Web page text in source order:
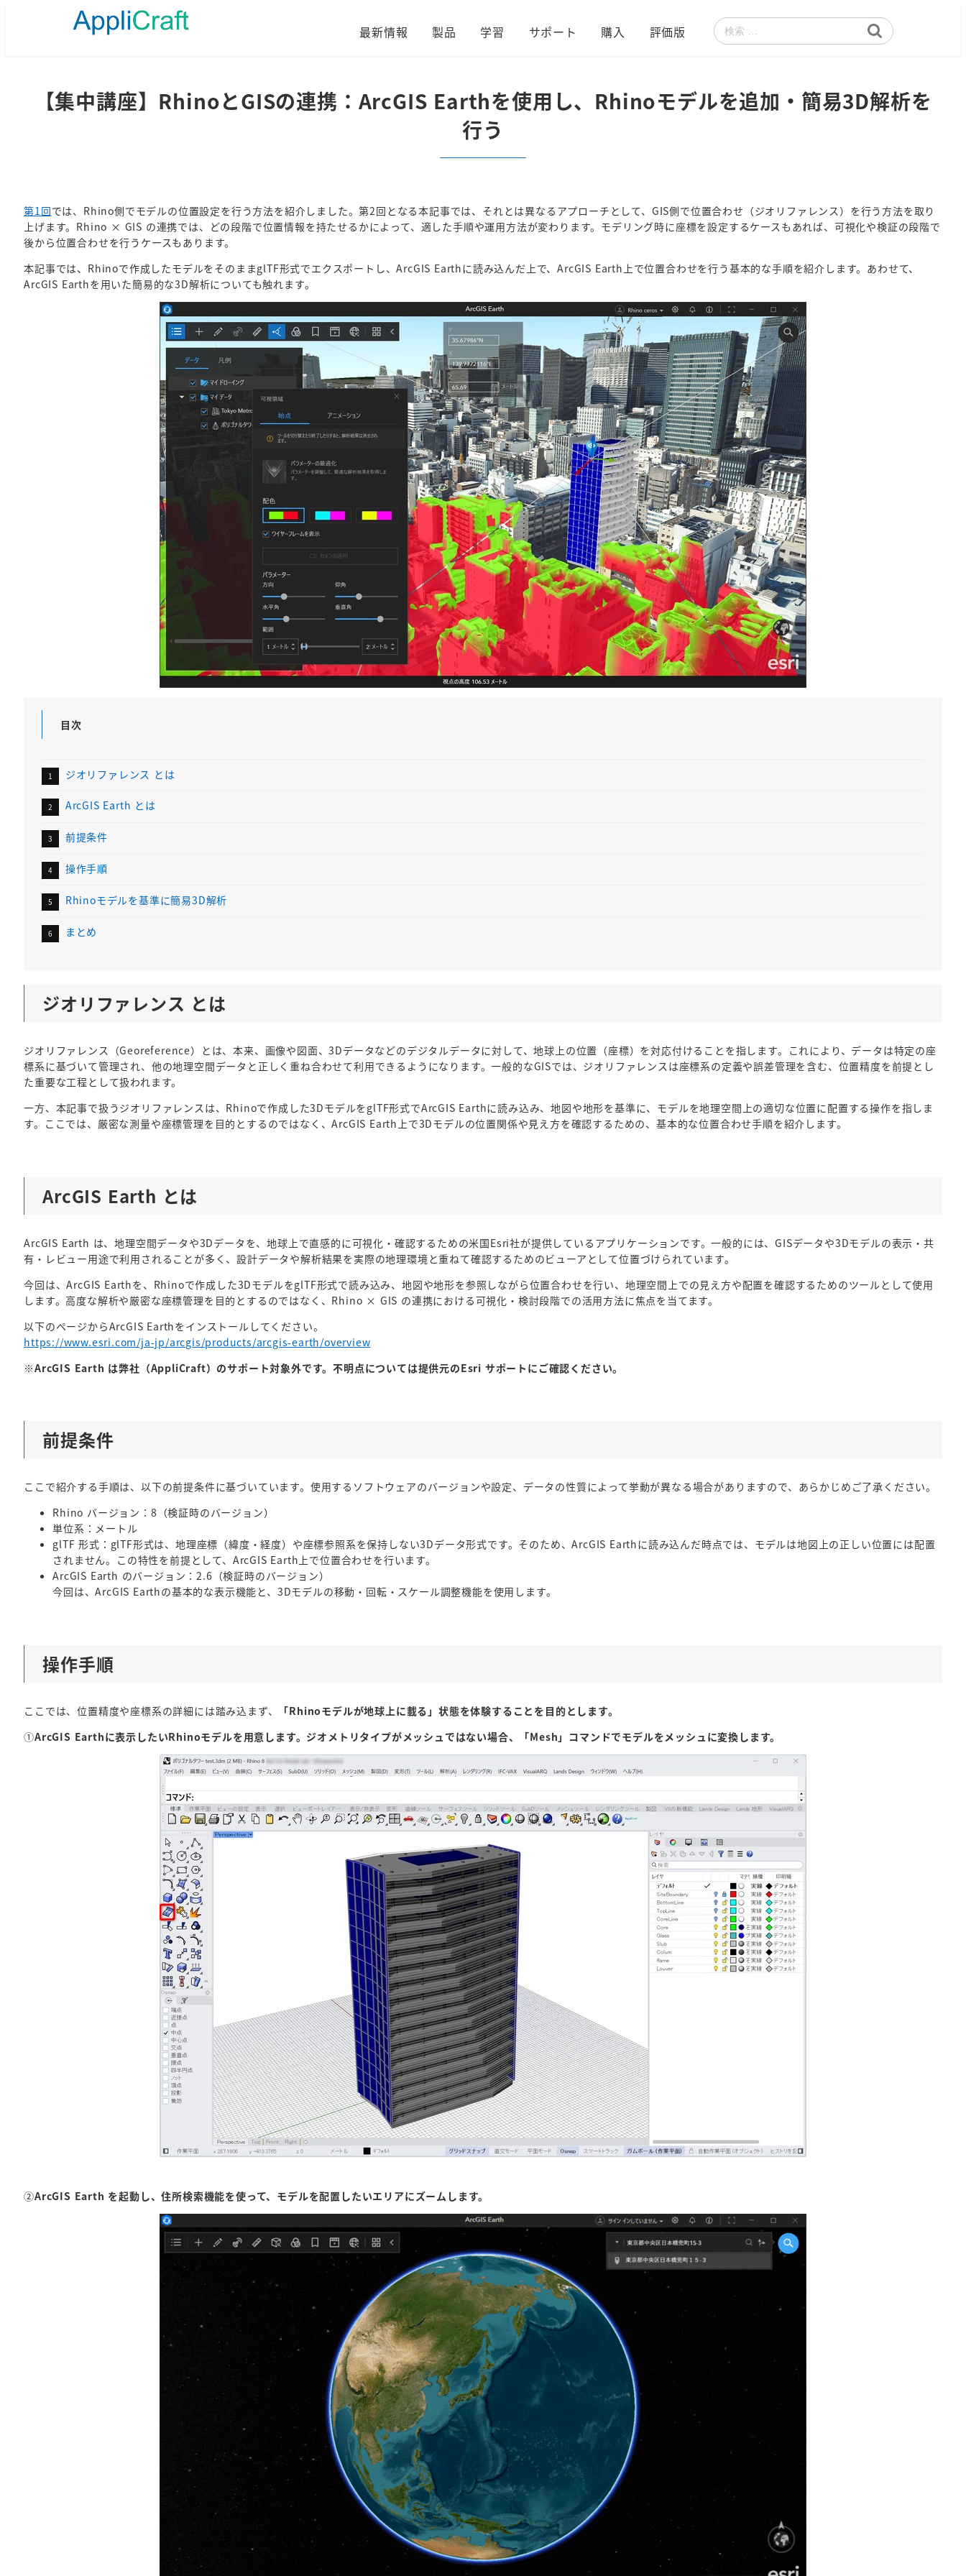
最新情報 製品 学習 サポート 購入 評価版
検
【集中講座】RhinoとGISの連携：ArcGIS Earthを使用し、Rhinoモデルを追加・簡易3D解析を
行う
第1回では、Rhino側でモデルの位置設定を行う方法を紹介しました。第2回となる本記事では、それとは異なるアプローチとして、GIS側で位置合わせ（ジオリファレンス）を行う方法を取り
上げます。Rhino × GIS の連携では、どの段階で位置情報を持たせるかによって、適した手順や運用方法が変わります。モデリング時に座標を設定するケースもあれば、可視化や検証の段階で
後から位置合わせを行うケースもあります。
本記事では、Rhinoで作成したモデルをそのままglTF形式でエクスポートし、ArcGIS Earthに読み込んだ上で、ArcGIS Earth上で位置合わせを行う基本的な手順を紹介します。あわせて、
ArcGIS Earthを用いた簡易的な3D解析についても触れます。
目次
ジオリファレンス とは
ArcGIS Earth とは
前提条件
操作手順
Rhinoモデルを基準に簡易3D解析
まとめ
ジオリファレンス とは
ジオリファレンス（Georeference）とは、本来、画像や図面、3Dデータなどのデジタルデータに対して、地球上の位置（座標）を対応付けることを指します。これにより、データは特定の座
標系に基づいて管理され、他の地理空間データと正しく重ね合わせて利用できるようになります。一般的なGISでは、ジオリファレンスは座標系の定義や誤差管理を含む、位置精度を前提とし
た重要な工程として扱われます。
一方、本記事で扱うジオリファレンスは、Rhinoで作成した3DモデルをglTF形式でArcGIS Earthに読み込み、地図や地形を基準に、モデルを地理空間上の適切な位置に配置する操作を指しま
す。ここでは、厳密な測量や座標管理を目的とするのではなく、ArcGIS Earth上で3Dモデルの位置関係や見え方を確認するための、基本的な位置合わせ手順を紹介します。
ArcGIS Earth とは
ArcGIS Earth は、地理空間データや3Dデータを、地球上で直感的に可視化・確認するための米国Esri社が提供しているアプリケーションです。一般的には、GISデータや3Dモデルの表示・共
有・レビュー用途で利用されることが多く、設計データや解析結果を実際の地理環境と重ねて確認するためのビューアとして位置づけられています。
今回は、ArcGIS Earthを、Rhinoで作成した3DモデルをglTF形式で読み込み、地図や地形を参照しながら位置合わせを行い、地理空間上での見え方や配置を確認するためのツールとして使用
します。高度な解析や厳密な座標管理を目的とするのではなく、Rhino × GIS の連携における可視化・検討段階での活用方法に焦点を当てます。
以下のページからArcGIS Earthをインストールしてください。
https://www.esri.com/ja-jp/arcgis/products/arcgis-earth/overview
※ArcGIS Earth は弊社（AppliCraft）のサポート対象外です。不明点については提供元のEsri サポートにご確認ください。
前提条件
ここで紹介する手順は、以下の前提条件に基づいています。使用するソフトウェアのバージョンや設定、データの性質によって挙動が異なる場合がありますので、あらかじめご了承ください。
Rhino バージョン：8（検証時のバージョン）
単位系：メートル
glTF 形式：glTF形式は、地理座標（緯度・経度）や座標参照系を保持しない3Dデータ形式です。そのため、ArcGIS Earthに読み込んだ時点では、モデルは地図上の正しい位置には配置
されません。この特性を前提として、ArcGIS Earth上で位置合わせを行います。
ArcGIS Earth のバージョン：2.6（検証時のバージョン）
今回は、ArcGIS Earthの基本的な表示機能と、3Dモデルの移動・回転・スケール調整機能を使用します。
操作手順
ここでは、位置精度や座標系の詳細には踏み込まず、
「Rhinoモデルが地球上に載る」状態を体験することを目的とします。
①ArcGIS Earthに表示したいRhinoモデルを用意します。ジオメトリタイプがメッシュではない場合、「Mesh」コマンドでモデルをメッシュに変換します。
②ArcGIS Earth を起動し、住所検索機能を使って、モデルを配置したいエリアにズームします。